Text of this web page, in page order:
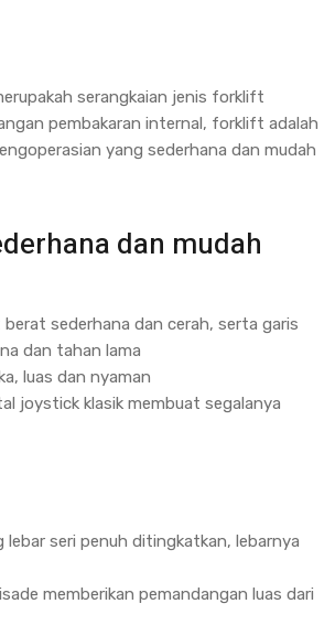
serangkaian jenis forklift
pembakaran internal, forklift adalah
yang sederhana dan mudah
dan mudah
berat sederhana dan cerah, serta garis
dan tahan lama
luas dan nyaman
joystick klasik membuat segalanya
lebar seri penuh ditingkatkan, lebarnya
memberikan pemandangan luas dari